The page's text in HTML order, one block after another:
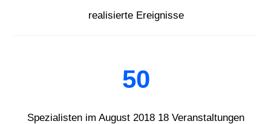
realisierte Ereignisse
50
Spezialisten im August 2018 18 Veranstaltungen